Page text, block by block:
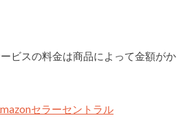
ビスの料金は商品によって金額がか
セラーセントラル